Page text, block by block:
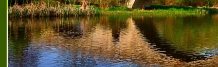
НиМ Транс ООД
НиМ Транс ООД Ви предлага: - транспорт
и спедиция до всички точки на
Европейския съюз, Русия, Турция и
Украйна - авио и морска спедиции - пряко
и косвено